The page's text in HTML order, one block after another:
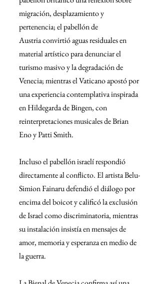
migración, desplazamiento y
pertenencia; el pabellón de
Austria convirtió aguas residuales en
material artístico para denunciar el
turismo masivo y la degradación de
Venecia; mientras el Vaticano apostó por
una experiencia contemplativa inspirada
en Hildegarda de Bingen, con
reinterpretaciones musicales de Brian
Eno y Patti Smith.
Incluso el pabellón israelí respondió
directamente al conflicto. El artista Belu-
Simion Fainaru defendió el diálogo por
encima del boicot y calificó la exclusión
de Israel como discriminatoria, mientras
su instalación insistía en mensajes de
amor, memoria y esperanza en medio de
la guerra.